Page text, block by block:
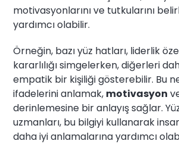
motivasyonlarını ve tutkularını
yardımcı olabilir.
Örneğin, bazı yüz hatları, liderlik
kararlılığı simgelerken, diğerleri
empatik bir kişiliği gösterebilir. Bu
ifadelerini anlamak, motivasyon
derinlemesine bir anlayış sağlar.
uzmanları, bu bilgiyi kullanarak
daha iyi anlamalarına yardımcı